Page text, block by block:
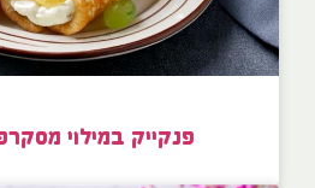
פנקייק במילוי